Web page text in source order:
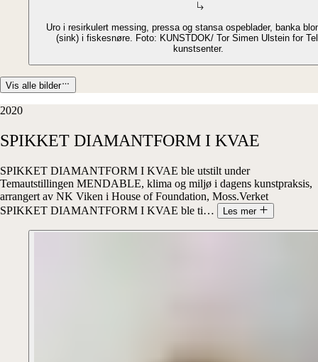
Uro i resirkulert messing, pressa og stansa ospeblader, banka
(sink) i fiskesnøre. Foto: KUNSTDOK/ Tor Simen Ulstein for
kunstsenter.
Vis alle bilder
2020
SPIKKET DIAMANTFORM I KVAE
SPIKKET DIAMANTFORM I KVAE ble utstilt under
Temautstillingen MENDABLE, klima og miljø i dagens kunstpraksis,
arrangert av NK Viken i House of Foundation, Moss.Verket
SPIKKET DIAMANTFORM I KVAE ble ti… Les mer